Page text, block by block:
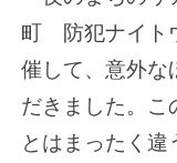
町 防犯ナイト
催して、意外な
だきました。こ
とはまったく